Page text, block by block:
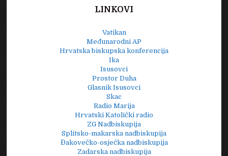
LINKOVI
Vatikan
Međunarodni AP
Hrvatska biskupska konferencija
Ika
Isusovci
Prostor Duha
Glasnik Isusovci
Skac
Radio Marija
Hrvatski Katolički radio
ZG Nadbiskupija
Splitsko-makarska nadbiskupija
Đakovečko-osječka nadbiskupija
Zadarska nadbiskupija